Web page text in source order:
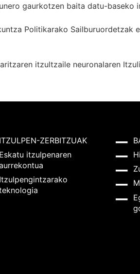
gaurkotzen baita datu-baseko
Politikarako Sailburuordetzak
itzultzaile neuronalaren
ITZULPEN-ZERBITZUAK
Eskatu itzulpenaren
Itzulpengintzarako